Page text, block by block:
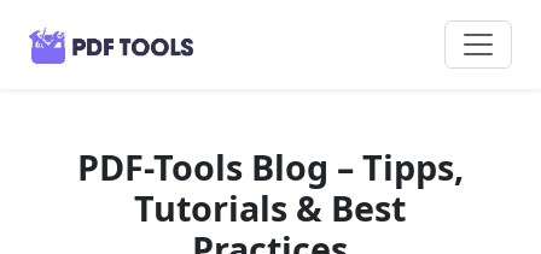
PDF-Tools Blog – Tipps,
Tutorials & Best